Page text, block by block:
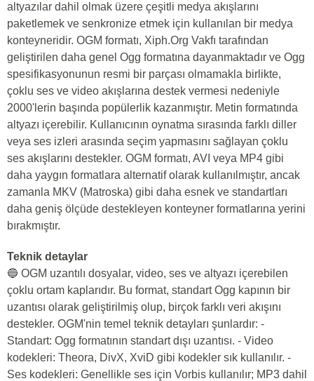
altyazılar dahil olmak üzere çeşitli medya akışlarını
paketlemek ve senkronize etmek için kullanılan bir medya
konteyneridir. OGM formatı, Xiph.Org Vakfı tarafından
geliştirilen daha genel Ogg formatına dayanmaktadır ve Ogg
spesifikasyonunun resmi bir parçası olmamakla birlikte,
çoklu ses ve video akışlarına destek vermesi nedeniyle
2000'lerin başında popülerlik kazanmıştır. Metin formatında
altyazı içerebilir. Kullanıcının oynatma sırasında farklı diller
veya ses izleri arasında seçim yapmasını sağlayan çoklu
ses akışlarını destekler. OGM formatı, AVI veya MP4 gibi
daha yaygın formatlara alternatif olarak kullanılmıştır, ancak
zamanla MKV (Matroska) gibi daha esnek ve standartları
daha geniş ölçüde destekleyen konteyner formatlarına yerini
bırakmıştır.
Teknik detaylar
🔵 OGM uzantılı dosyalar, video, ses ve altyazı içerebilen
çoklu ortam kaplarıdır. Bu format, standart Ogg kapının bir
uzantısı olarak geliştirilmiş olup, birçok farklı veri akışını
destekler. OGM'nin temel teknik detayları şunlardır: -
Standart: Ogg formatının standart dışı uzantısı. - Video
kodekleri: Theora, DivX, XviD gibi kodekler sık kullanılır. -
Ses kodekleri: Genellikle ses için Vorbis kullanılır; MP3 dahil